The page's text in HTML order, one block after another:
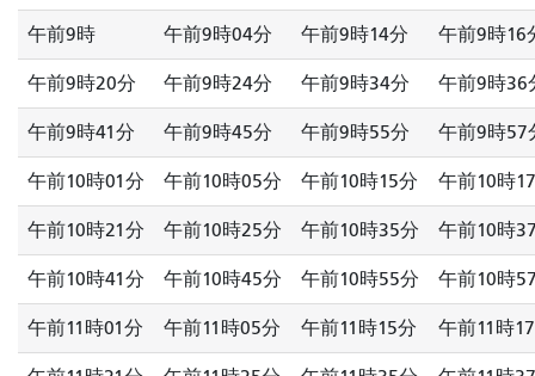
午前9時 午前9時04分 午前9時14分 午前9時16
午前9時20分 午前9時24分 午前9時34分 午前9時36
午前9時41分 午前9時45分 午前9時55分 午前9時57
午前10時01分 午前10時05分 午前10時15分 午前10時
午前10時21分 午前10時25分 午前10時35分 午前10時
午前10時41分 午前10時45分 午前10時55分 午前10時
午前11時01分 午前11時05分 午前11時15分 午前11時